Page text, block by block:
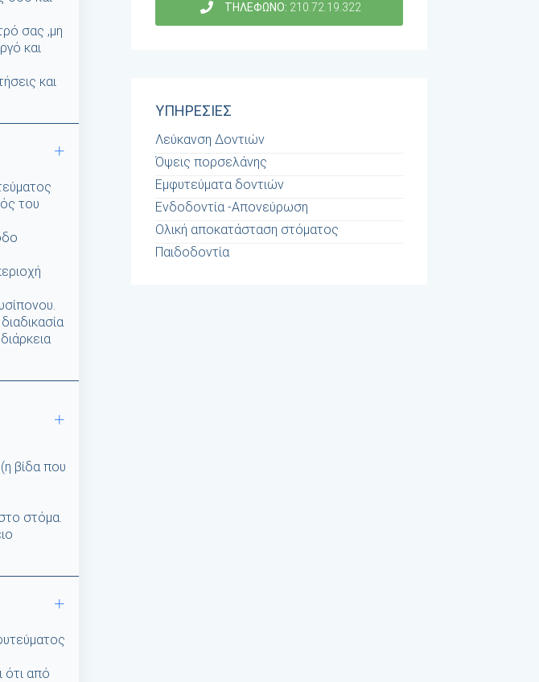
σας ,μη
και
και
του
βίδα που
στόμα.
ότι από
ΤΗΛΕΦΩΝΟ: 210.72.19.322
ΥΠΗΡΕΣΙΕΣ
Λεύκανση Δοντιών
Όψεις πορσελάνης
Εμφυτεύματα δοντιών
Ενδοδοντία -Απονεύρωση
Ολική αποκατάσταση στόματος
Παιδοδοντία